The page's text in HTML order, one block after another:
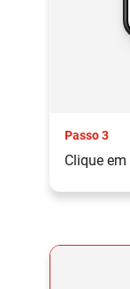
Passo 3
Clique em